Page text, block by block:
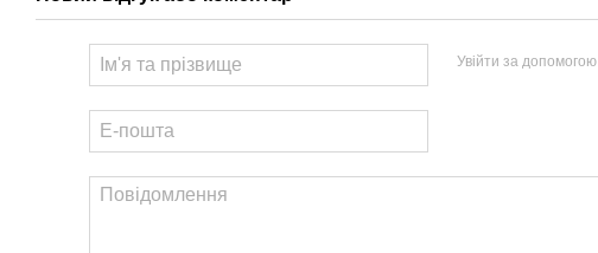
Увійти за допомогою